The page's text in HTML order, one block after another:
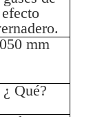
efecto
mm
Qué?